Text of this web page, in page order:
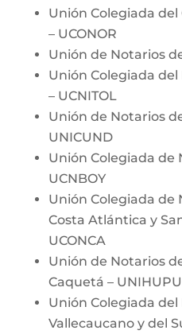
Unión Colegiada
– UCONOR
Unión de Notarios
Unión Colegiada
– UCNITOL
Unión de Notarios
UNICUND
Unión Colegiada de
UCNBOY
Unión Colegiada de
Costa Atlántica y
UCONCA
Unión de Notarios
Caquetá –
Unión Colegiada
Vallecaucano y del